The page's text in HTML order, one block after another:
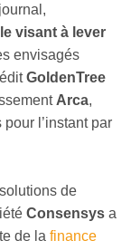
visant à lever
envisagés
GoldenTree
Arca,
l’instant par
de
Consensys a
de la finance